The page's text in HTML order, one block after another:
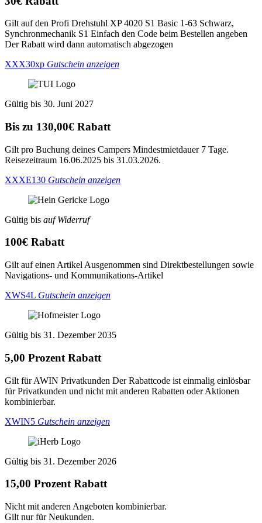
Gilt auf den Profi Drehstuhl XP 4020 S1 Basic 1-63 Schwarz,
Synchronmechanik S1 Einfach den Code beim Bestellen angeben
Der Rabatt wird dann automatisch abgezogen
XXX30xp Gutschein anzeigen
Gültig bis 30. Juni 2027
Bis zu 130,00€ Rabatt
Gilt pro Buchung deines Campers Mindestmietdauer 7 Tage.
Reisezeitraum 16.06.2025 bis 31.03.2026.
XXXE130 Gutschein anzeigen
Gültig bis auf Widerruf
100€ Rabatt
Gilt auf einen Artikel Ausgenommen sind Direktbestellungen sowie
Navigations- und Kommunikations-Artikel
XWS4L Gutschein anzeigen
Gültig bis 31. Dezember 2035
5,00 Prozent Rabatt
Gilt für AWIN Privatkunden Der Rabattcode ist einmalig einlösbar
für Privatkunden und nicht mit anderen Rabatten oder Aktionen
kombinierbar.
XWIN5 Gutschein anzeigen
Gültig bis 31. Dezember 2026
15,00 Prozent Rabatt
Nicht mit anderen Angeboten kombinierbar.
Gilt nur für Neukunden.